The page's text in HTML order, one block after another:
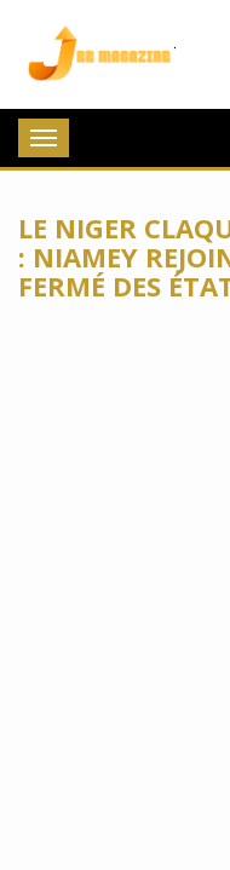
Toggle
navigation
LE NIGER
: NIAMEY
FERMÉ DES